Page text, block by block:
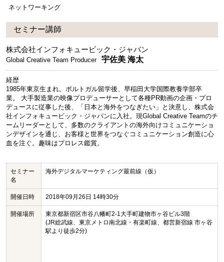
ネットワーキング
セミナー講師
株式会社インフォキュービック・ジャパン
Global Creative Team Producer 宇佐美 海太
経歴
1985年東京生まれ。ポルトガル留学後、早稲田大学国際教養学部卒
業。 大手製造業の映像プロデューサーとして各種PR動画の企画・プロ
デュースに従事した後、「日本と海外をつなぎたい」と決意し、株式会
社インフォキュービック・ジャパンに入社。現Global Creative Teamのチ
ームリーダーとして、多数のクライアントの海外向けコミュニケーショ
ンデザインを通じ、お客様と世界をつなぐコミュニケーション創造に心
血を注ぐ。趣味はプロレス鑑賞。
セミナー
名
海外デジタルマーケティング最前線（仮）
開催日時 2018年09月26日 14時30分
開催場所
東京都新宿区市谷八幡町2-1大手町建物市ヶ谷ビル3階
(JR総武線、東京メトロ南北線・有楽町線、都営新宿線 市ヶ谷
駅より徒歩2分)